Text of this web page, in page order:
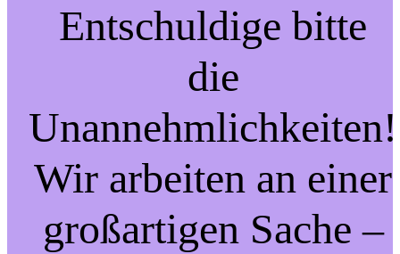
Entschuldige bitte
die
Unannehmlichkeiten!
Wir arbeiten an einer
großartigen Sache –